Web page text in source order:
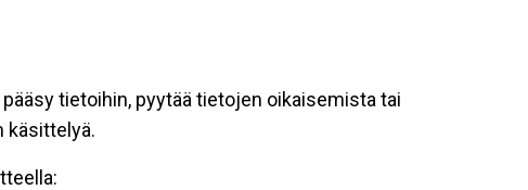
tietoihin, pyytää tietojen oikaisemista tai
käsittelyä.